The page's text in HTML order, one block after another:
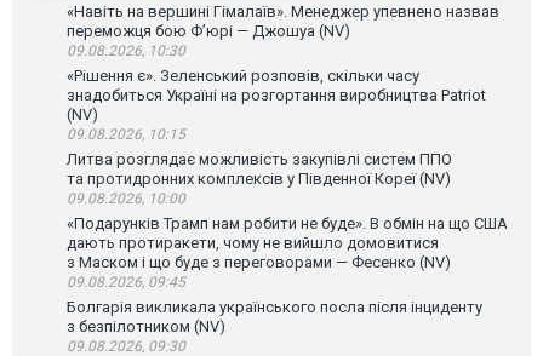
«Навіть на вершині Гімалаїв». Менеджер упевнено назвав
переможця бою Ф’юрі — Джошуа (NV)
09.08.2026, 10:30
«Рішення є». Зеленський розповів, скільки часу
знадобиться Україні на розгортання виробництва Patriot
(NV)
09.08.2026, 10:15
Литва розглядає можливість закупівлі систем ППО
та протидронних комплексів у Південної Кореї (NV)
09.08.2026, 10:00
«Подарунків Трамп нам робити не буде». В обмін на що США
дають протиракети, чому не вийшло домовитися
з Маском і що буде з переговорами — Фесенко (NV)
09.08.2026, 09:45
Болгарія викликала українського посла після інциденту
з безпілотником (NV)
09.08.2026, 09:30